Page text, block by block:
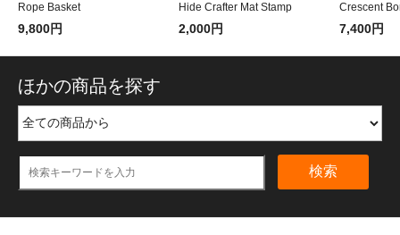
Rope Basket
9,800円
Hide Crafter Mat Stamp
2,000円
Crescent
7,400円
ほかの商品を探す
検索